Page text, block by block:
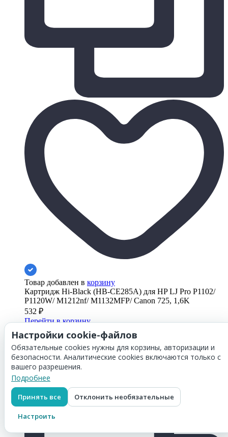
Товар добавлен в корзину
Картридж Hi-Black (HB-CE285A) для HP LJ Pro P1102/
P1120W/ M1212nf/ M1132MFP/ Canon 725, 1,6K
532 ₽
Перейти в корзину
Картридж Hi-Black (HB-Q7551X) для HP LJ P3005/
M3027MFP/ M3035MFP, 13K
1 608₽
Настройки cookie-файлов
Обязательные cookies нужны для корзины, авторизации и
безопасности. Аналитические cookies включаются только с
вашего разрешения.
Подробнее
Принять все Отклонить необязательные
Настроить